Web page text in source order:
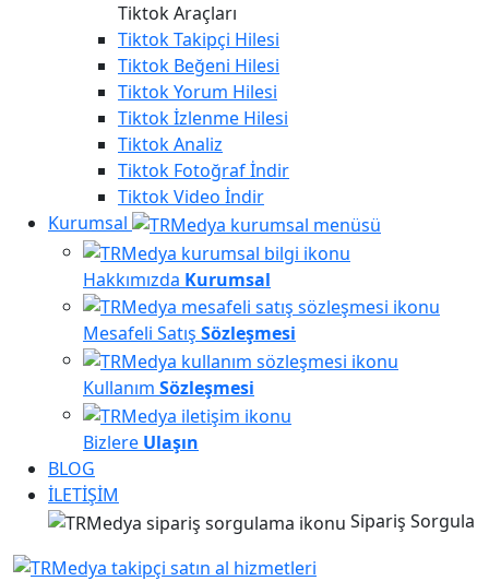
Tiktok Araçları
TiktokTakipçi Hilesi
Tiktok Beğeni Hilesi
TiktokYorum Hilesi
Tiktokİzlenme Hilesi
TiktokAnaliz
Tiktok Fotoğraf İndir
TiktokVideo İndir
Kurumsal
Hakkımızda Kurumsal
Mesafeli Satış Sözleşmesi
Kullanım Sözleşmesi
Bizlere Ulaşın
BLOG
İLETİŞİM
Sipariş Sorgula